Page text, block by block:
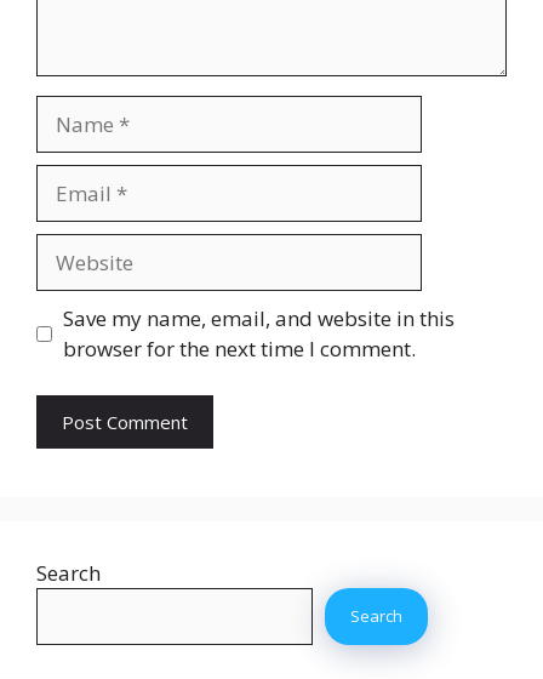
Save my name, email, and website in this
browser for the next time I comment.
Search
Search